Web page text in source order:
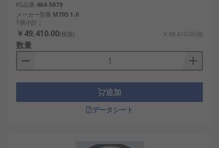
RS品番 464-5679
メーカー型番 M705 1.0
1個小計：
￥49,410.00(税抜) ￥49,410.00/個
数量
追加
データシート